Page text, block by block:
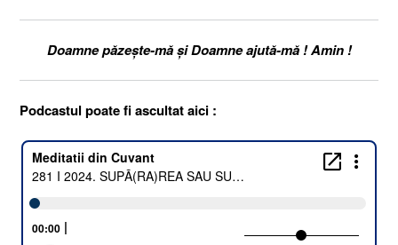
Doamne păzește-mă și Doamne ajută-mă ! Amin !
Podcastul poate fi ascultat aici :